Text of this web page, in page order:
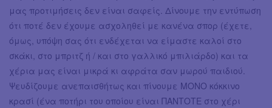
μας προτιμήσεις δεν είναι σαφείς. Δίνουμε την εντύπωση
ότι ποτέ δεν έχουμε ασχοληθεί με κανένα σπορ (έχετε,
όμως, υπόψη σας ότι ενδέχεται να είμαστε καλοί στο
σκάκι, στο μπριτζ ή / και στο γαλλικό μπιλιάρδο) και τα
χέρια μας είναι μικρά κι αφράτα σαν μωρού παιδιού.
Ψευδίζουμε ανεπαισθήτως και πίνουμε ΜΟΝΟ κόκκινο
κρασί (ένα ποτήρι του οποίου είναι ΠΑΝΤΟΤΕ στο χέρι